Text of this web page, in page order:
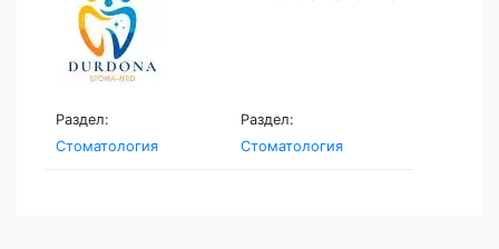
Раздел:
Стоматология
Раздел:
Стоматология